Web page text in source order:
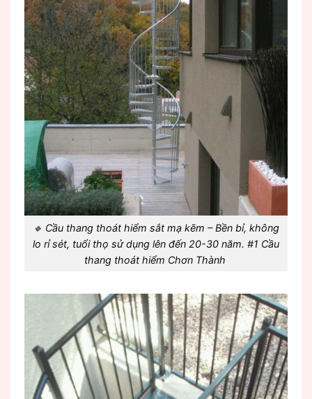
🔹 Cầu thang thoát hiểm sắt mạ kẽm – Bền bỉ, không
lo rỉ sét, tuổi thọ sử dụng lên đến 20-30 năm. #1 Cầu
thang thoát hiểm Chơn Thành